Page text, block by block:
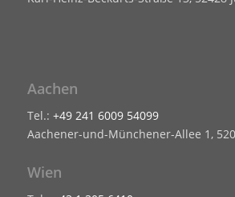
Aachen
Tel.: +49 241 6009 54099
Aachener-und-Münchener-Allee 1,
Wien